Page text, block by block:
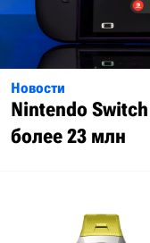
Новости
Nintendo
более 23 млн